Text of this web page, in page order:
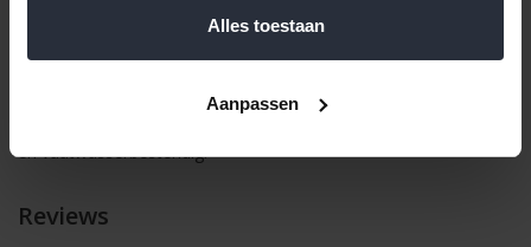
Alles toestaan
Aanpassen
1x Theepot 1.2L Zeeland
en vaatwasserbestendig.
Reviews